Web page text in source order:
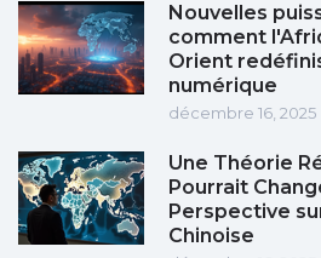
Nouvelles
comment
Orient
numérique
décembre 16, 2025
Une Théorie
Pourrait
Perspective
Chinoise